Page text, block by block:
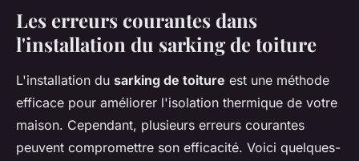
Les erreurs courantes dans
l'installation du sarking de toiture
L'installation du sarking de toiture est une méthode
efficace pour améliorer l'isolation thermique de votre
maison. Cependant, plusieurs erreurs courantes
peuvent compromettre son efficacité. Voici quelques-